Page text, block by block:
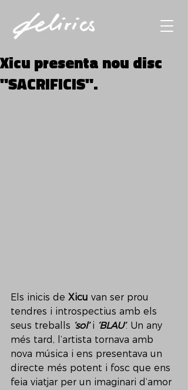
Xicu presenta nou disc
"SACRIFICIS".
Els inicis de Xicu van ser prou
tendres i introspectius amb els
seus treballs ‘sol’ i ‘BLAU’. Un any
més tard, l’artista tornava amb
nova música i ens presentava un
directe més potent i fosc que ens
feia viatjar per un imaginari d’amor